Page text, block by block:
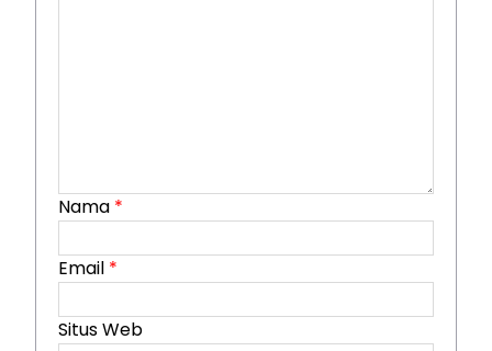
Nama *
Email *
Situs Web